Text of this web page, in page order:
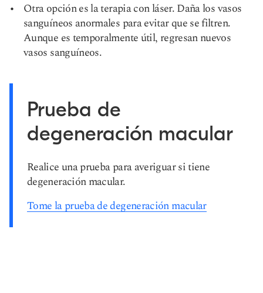
Otra opción es la terapia con láser. Daña los vasos
sanguíneos anormales para evitar que se filtren.
Aunque es temporalmente útil, regresan nuevos
vasos sanguíneos.
Prueba de
degeneración macular
Realice una prueba para averiguar si tiene
degeneración macular.
Tome la prueba de degeneración macular